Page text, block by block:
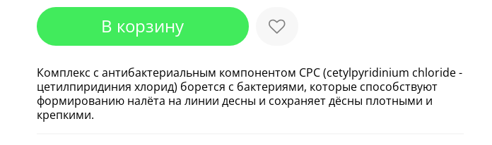
В корзину
Комплекс с антибактериальным компонентом СРС (cetylpyridinium chloride -
цетилпиридиния хлорид) борется с бактериями, которые способствуют
формированию налёта на линии десны и сохраняет дёсны плотными и
крепкими.